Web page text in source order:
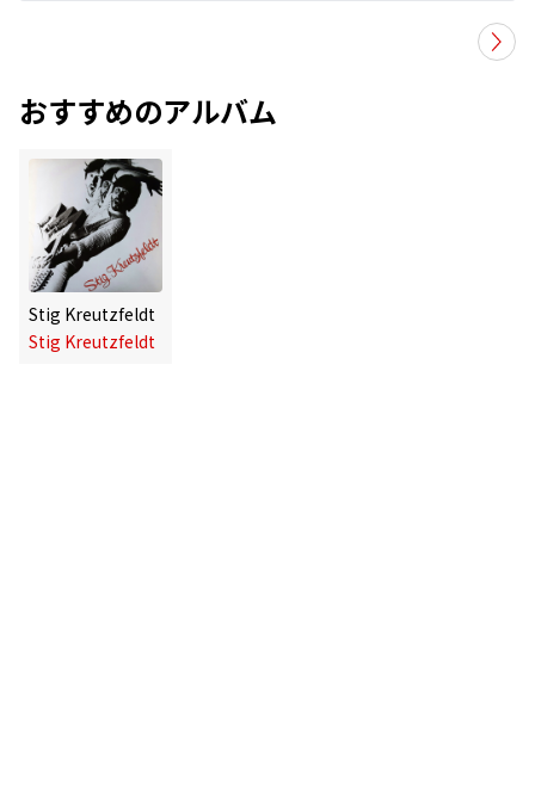
おすすめのアルバム
Stig Kreutzfeldt
Stig Kreutzfeldt